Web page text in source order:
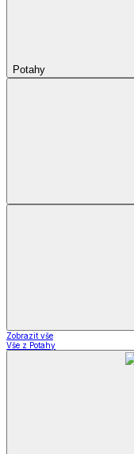
Potahy
Zobrazit vše
Vše z Potahy